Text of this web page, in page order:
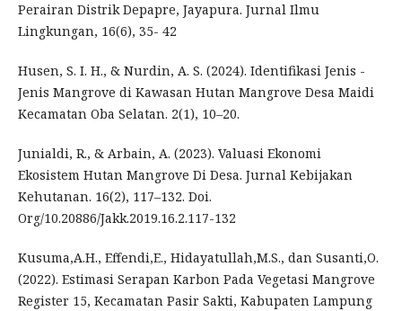
Perairan Distrik Depapre, Jayapura. Jurnal Ilmu
Lingkungan, 16(6), 35- 42
Husen, S. I. H., & Nurdin, A. S. (2024). Identifikasi Jenis -
Jenis Mangrove di Kawasan Hutan Mangrove Desa Maidi
Kecamatan Oba Selatan. 2(1), 10–20.
Junialdi, R., & Arbain, A. (2023). Valuasi Ekonomi
Ekosistem Hutan Mangrove Di Desa. Jurnal Kebijakan
Kehutanan. 16(2), 117–132. Doi.
Org/10.20886/Jakk.2019.16.2.117-132
Kusuma,A.H., Effendi,E., Hidayatullah,M.S., dan Susanti,O.
(2022). Estimasi Serapan Karbon Pada Vegetasi Mangrove
Register 15, Kecamatan Pasir Sakti, Kabupaten Lampung